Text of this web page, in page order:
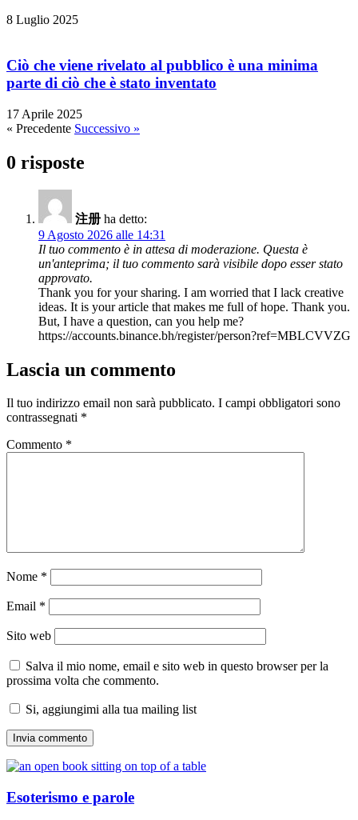
8 Luglio 2025
Ciò che viene rivelato al pubblico è una minima
parte di ciò che è stato inventato
17 Aprile 2025
« Precedente Successivo »
0 risposte
注册 ha detto:
9 Agosto 2026 alle 14:31
Il tuo commento è in attesa di moderazione. Questa è
un'anteprima; il tuo commento sarà visibile dopo esser stato
approvato.
Thank you for your sharing. I am worried that I lack creative
ideas. It is your article that makes me full of hope. Thank you.
But, I have a question, can you help me?
https://accounts.binance.bh/register/person?ref=MBLCVVZG
Lascia un commento
Il tuo indirizzo email non sarà pubblicato. I campi obbligatori sono
contrassegnati *
Commento *
Nome *
Email *
Sito web
Salva il mio nome, email e sito web in questo browser per la
prossima volta che commento.
Si, aggiungimi alla tua mailing list
Esoterismo e parole